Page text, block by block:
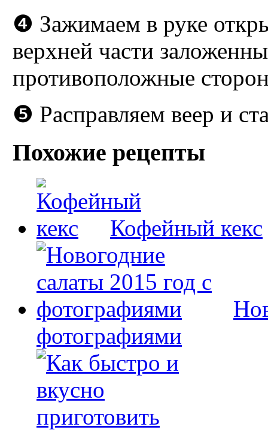
❹ Зажимаем в руке
верхней части
противоположные
❺ Расправляем веер и
Похожие рецепты
Кофейный кекс
фотографиями